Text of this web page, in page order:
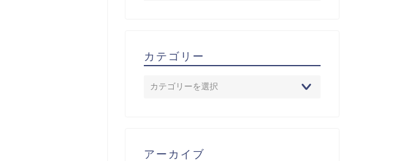
カテゴリー
アーカイブ